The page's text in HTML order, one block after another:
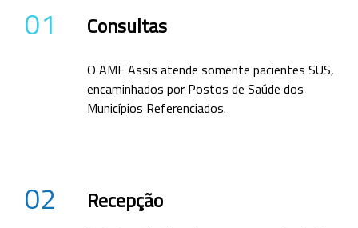
01 Consultas
O AME Assis atende somente pacientes SUS,
encaminhados por Postos de Saúde dos
Municípios Referenciados.
02 Recepção